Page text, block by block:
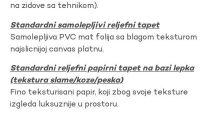
na zidove sa tehnikom).
Standardni samolepljivi reljefni tapet
Samolepljiva PVC mat folija sa blagom teksturom
najslicnijoj canvas platnu.
Standardni reljefni papirni tapet na bazi lepka
(tekstura slame/koze/peska)
Fino teksturisani papir, koji zbog svoje teksture
izgleda luksuznije u prostoru.